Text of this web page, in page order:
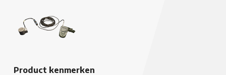
Product kenmerken